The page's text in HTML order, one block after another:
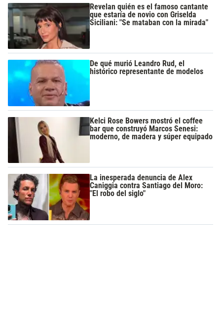
Revelan quién es el famoso cantante
que estaría de novio con Griselda
Siciliani: "Se mataban con la mirada"
De qué murió Leandro Rud, el
histórico representante de modelos
Kelci Rose Bowers mostró el coffee
bar que construyó Marcos Senesi:
moderno, de madera y súper equipado
La inesperada denuncia de Alex
Caniggia contra Santiago del Moro:
"El robo del siglo"